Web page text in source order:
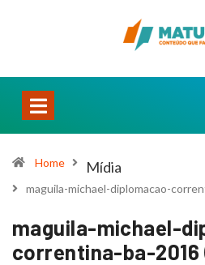
Home Mídia
maguila-michael-diplomacao-
maguila-michael-
correntina-ba-2016